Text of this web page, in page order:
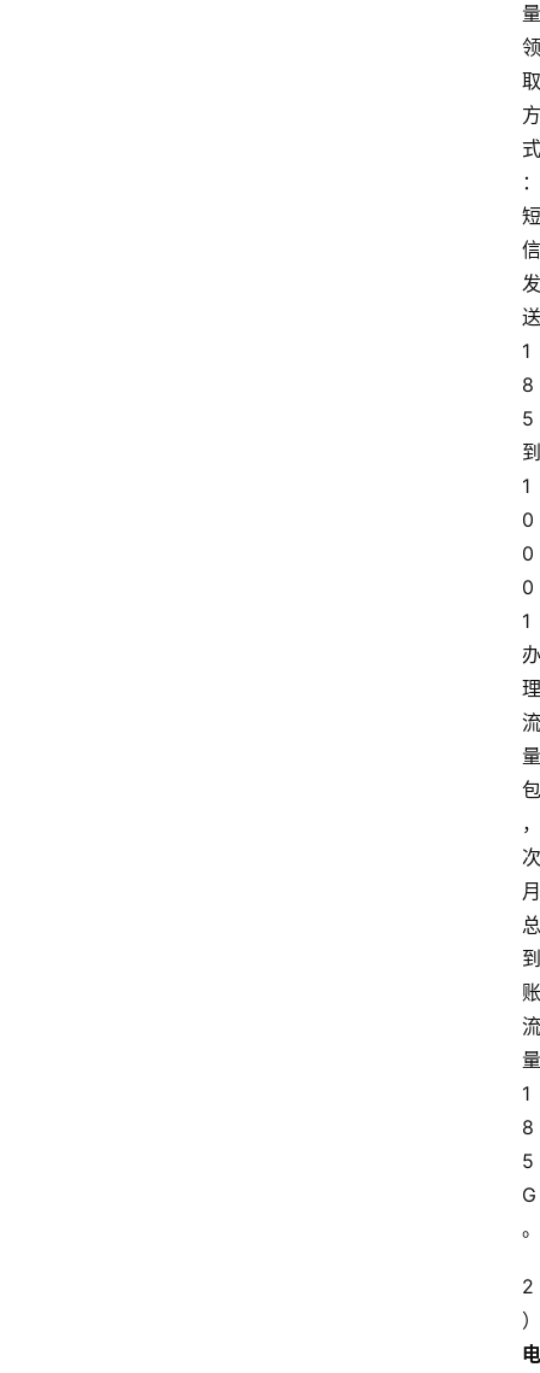
量
领
取
方
式
：
短
信
发
送
1
8
5
到
1
0
0
0
1
办
理
流
量
包
，
次
月
总
到
账
流
量
1
8
5
G
。
2
）
电